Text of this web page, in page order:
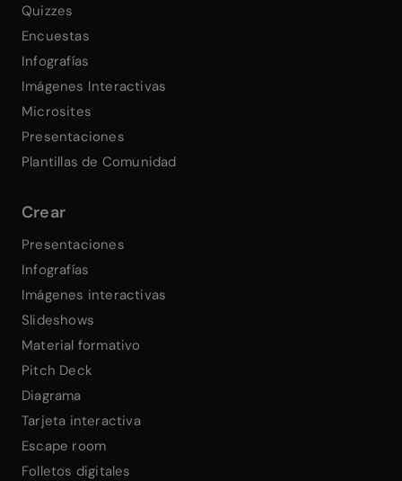
Quizzes
Encuestas
Infografías
Imágenes Interactivas
Microsites
Presentaciones
Plantillas de Comunidad
Crear
Presentaciones
Infografías
Imágenes interactivas
Slideshows
Material formativo
Pitch Deck
Diagrama
Tarjeta interactiva
Escape room
Folletos digitales